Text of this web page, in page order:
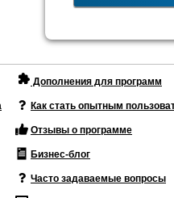
Дополнения для программ
Как стать опытным
Отзывы о программе
Бизнес-блог
Часто задаваемые вопросы